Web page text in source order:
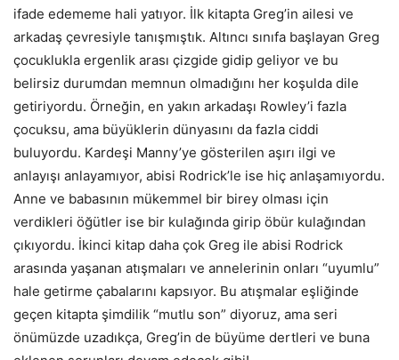
ifade edememe hali yatıyor. İlk kitapta Greg’in ailesi ve
arkadaş çevresiyle tanışmıştık. Altıncı sınıfa başlayan Greg
çocuklukla ergenlik arası çizgide gidip geliyor ve bu
belirsiz durumdan memnun olmadığını her koşulda dile
getiriyordu. Örneğin, en yakın arkadaşı Rowley’i fazla
çocuksu, ama büyüklerin dünyasını da fazla ciddi
buluyordu. Kardeşi Manny’ye gösterilen aşırı ilgi ve
anlayışı anlayamıyor, abisi Rodrick’le ise hiç anlaşamıyordu.
Anne ve babasının mükemmel bir birey olması için
verdikleri öğütler ise bir kulağında girip öbür kulağından
çıkıyordu. İkinci kitap daha çok Greg ile abisi Rodrick
arasında yaşanan atışmaları ve annelerinin onları “uyumlu”
hale getirme çabalarını kapsıyor. Bu atışmalar eşliğinde
geçen kitapta şimdilik “mutlu son” diyoruz, ama seri
önümüzde uzadıkça, Greg’in de büyüme dertleri ve buna